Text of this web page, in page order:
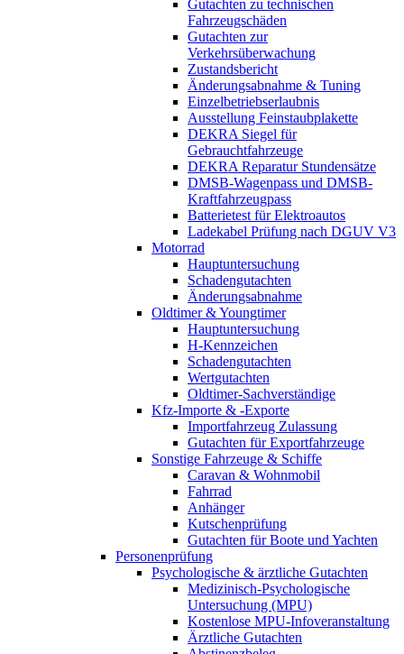
Gutachten zu technischen
Fahrzeugschäden
Gutachten zur
Verkehrsüberwachung
Zustandsbericht
Änderungsabnahme & Tuning
Einzelbetriebserlaubnis
Ausstellung Feinstaubplakette
DEKRA Siegel für
Gebrauchtfahrzeuge
DEKRA Reparatur Stundensätze
DMSB-Wagenpass und DMSB-
Kraftfahrzeugpass
Batterietest für Elektroautos
Ladekabel Prüfung nach DGUV V3
Motorrad
Hauptuntersuchung
Schadengutachten
Änderungsabnahme
Oldtimer & Youngtimer
Hauptuntersuchung
H-Kennzeichen
Schadengutachten
Wertgutachten
Oldtimer-Sachverständige
Kfz-Importe & -Exporte
Importfahrzeug Zulassung
Gutachten für Exportfahrzeuge
Sonstige Fahrzeuge & Schiffe
Caravan & Wohnmobil
Fahrrad
Anhänger
Kutschenprüfung
Gutachten für Boote und Yachten
Personenprüfung
Psychologische & ärztliche Gutachten
Medizinisch-Psychologische
Untersuchung (MPU)
Kostenlose MPU-Infoveranstaltung
Ärztliche Gutachten